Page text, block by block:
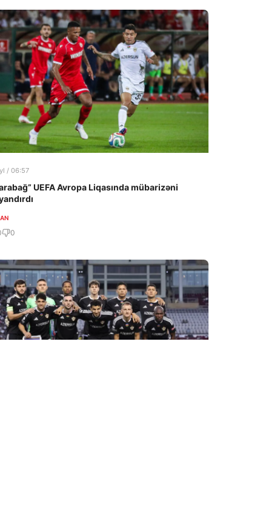
/ 06:57
UEFA Avropa Liqasında mübarizəni
0